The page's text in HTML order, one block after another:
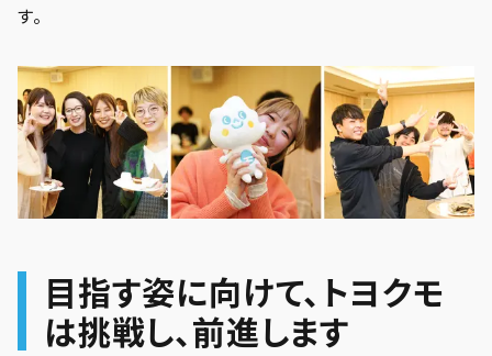
す。
目指す姿に向けて、トヨクモ
は挑戦し、前進します